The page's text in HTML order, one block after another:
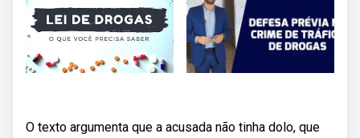
O texto argumenta que a acusada não tinha dolo, que